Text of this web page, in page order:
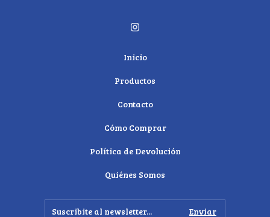
Inicio
Productos
Contacto
Cómo Comprar
Política de Devolución
Quiénes Somos